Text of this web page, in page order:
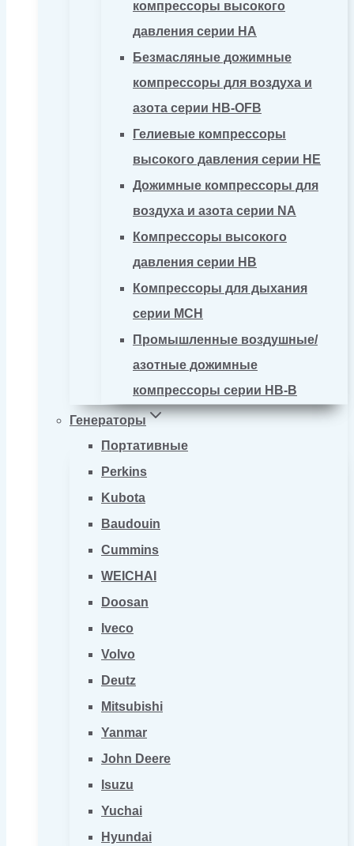
компрессоры высокого
давления серии HA
Безмасляные дожимные
компрессоры для воздуха и
азота серии HB-OFB
Гелиевые компрессоры
высокого давления серии HE
Дожимные компрессоры для
воздуха и азота серии NA
Компрессоры высокого
давления серии HB
Компрессоры для дыхания
серии MCH
Промышленные воздушные/
азотные дожимные
компрессоры серии HB-B
Генераторы
Портативные
Perkins
Kubota
Baudouin
Cummins
WEICHAI
Doosan
Iveco
Volvo
Deutz
Mitsubishi
Yanmar
John Deere
Isuzu
Yuchai
Hyundai